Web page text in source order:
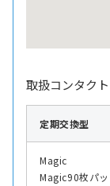
取扱コンタク
定期交換型
Magic
Magic90枚パッ